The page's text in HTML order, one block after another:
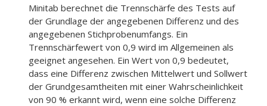
Minitab berechnet die Trennschärfe des Tests auf
der Grundlage der angegebenen Differenz und des
angegebenen Stichprobenumfangs. Ein
Trennschärfewert von 0,9 wird im Allgemeinen als
geeignet angesehen. Ein Wert von 0,9 bedeutet,
dass eine Differenz zwischen Mittelwert und Sollwert
der Grundgesamtheiten mit einer Wahrscheinlichkeit
von 90 % erkannt wird, wenn eine solche Differenz